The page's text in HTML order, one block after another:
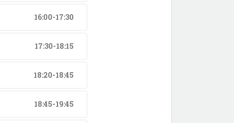
16:00-17:30
17:30-18:15
18:20-18:45
18:45-19:45